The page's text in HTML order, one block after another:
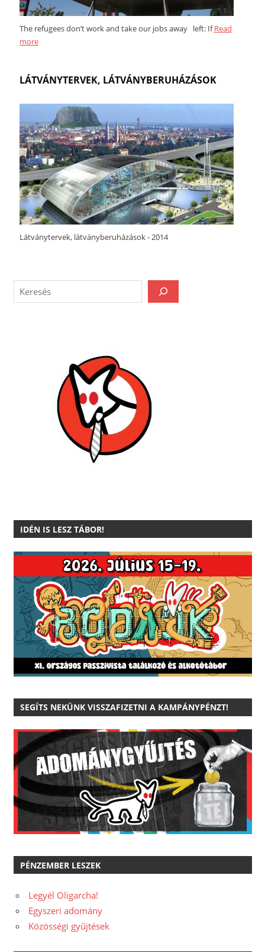
The refugees don’t work and take our jobs away left: IfRead
more
LÁTVÁNYTERVEK, LÁTVÁNYBERUHÁZÁSOK
Látványtervek, látványberuházások - 2014
IDÉN IS LESZ TÁBOR!
SEGÍTS NEKÜNK VISSZAFIZETNI A KAMPÁNYPÉNZT!
PÉNZEMBER LESZEK
Legyél Oligarcha!
Egyszeri adomány
Közösségi gyűjtések